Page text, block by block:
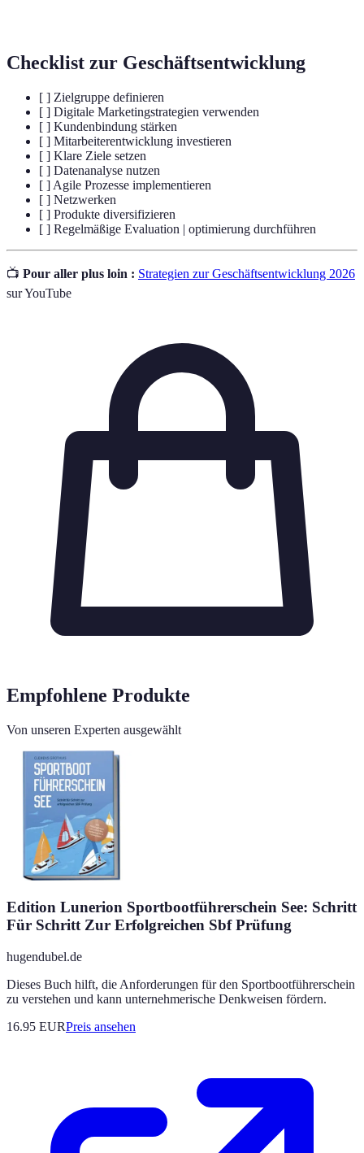
Checklist zur Geschäftsentwicklung
[ ] Zielgruppe definieren
[ ] Digitale Marketingstrategien verwenden
[ ] Kundenbindung stärken
[ ] Mitarbeiterentwicklung investieren
[ ] Klare Ziele setzen
[ ] Datenanalyse nutzen
[ ] Agile Prozesse implementieren
[ ] Netzwerken
[ ] Produkte diversifizieren
[ ] Regelmäßige Evaluation | optimierung durchführen
📺 Pour aller plus loin : Strategien zur Geschäftsentwicklung 2026
sur YouTube
Empfohlene Produkte
Von unseren Experten ausgewählt
Edition Lunerion Sportbootführerschein See: Schritt
Für Schritt Zur Erfolgreichen Sbf Prüfung
hugendubel.de
Dieses Buch hilft, die Anforderungen für den Sportbootführerschein
zu verstehen und kann unternehmerische Denkweisen fördern.
16.95 EURPreis ansehen